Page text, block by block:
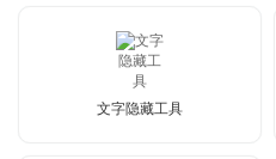
文字隐藏工具